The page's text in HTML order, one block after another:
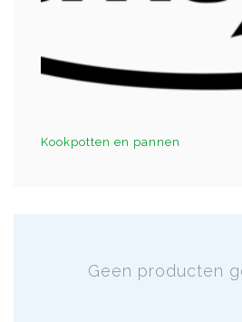
Kookpotten en pannen
Geen producten